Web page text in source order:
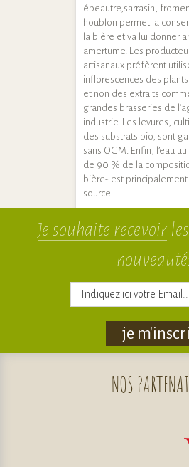
épeautre,sarrasin,
houblon permet la
la bière et va lui donner
amertume. Les
artisanaux préfèrent
inflorescences des
et non des extraits
grandes brasseries de
industrie. Les levures,
des substrats bio, sont
sans OGM. Enfin, l’eau
de 90 % de la
bière- est principalement
source.
Je souhaite recevoir
je
NOS